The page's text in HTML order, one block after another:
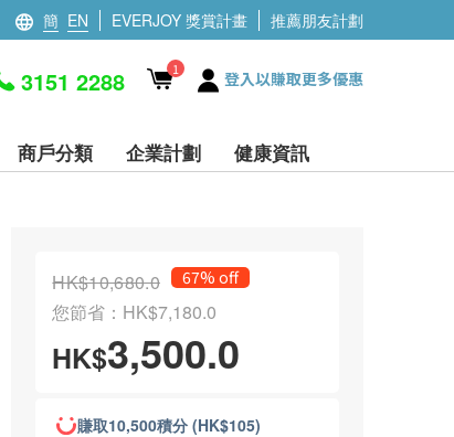
簡 EN EVERJOY 獎賞計畫 推薦朋友計劃
3151 2288 1 登入以賺取更多優惠
商戶分類 企業計劃 健康資訊
HK$10,680.0 67% off
您節省：HK$7,180.0
HK$3,500.0
賺取10,500積分 (HK$105)